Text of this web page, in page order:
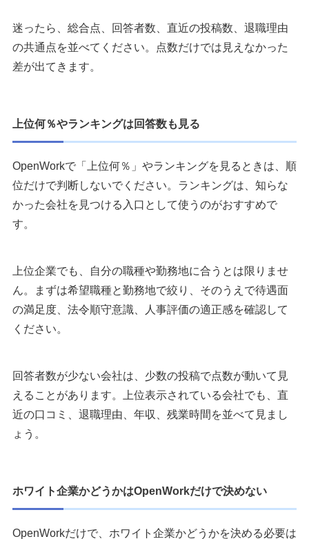
迷ったら、総合点、回答者数、直近の投稿数、退職理由
の共通点を並べてください。点数だけでは見えなかった
差が出てきます。
上位何％やランキングは回答数も見る
OpenWorkで「上位何％」やランキングを見るときは、順
位だけで判断しないでください。ランキングは、知らな
かった会社を見つける入口として使うのがおすすめで
す。
上位企業でも、自分の職種や勤務地に合うとは限りませ
ん。まずは希望職種と勤務地で絞り、そのうえで待遇面
の満足度、法令順守意識、人事評価の適正感を確認して
ください。
回答者数が少ない会社は、少数の投稿で点数が動いて見
えることがあります。上位表示されている会社でも、直
近の口コミ、退職理由、年収、残業時間を並べて見まし
ょう。
ホワイト企業かどうかはOpenWorkだけで決めない
OpenWorkだけで、ホワイト企業かどうかを決める必要は